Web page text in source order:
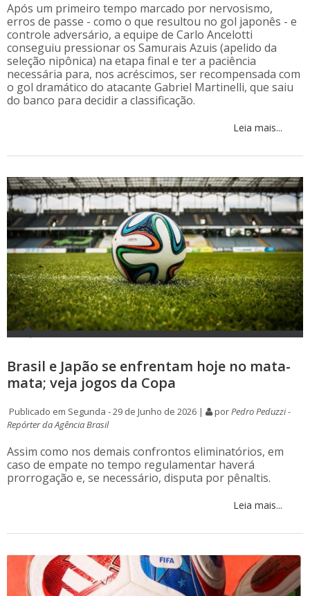
Após um primeiro tempo marcado por nervosismo,
erros de passe - como o que resultou no gol japonês - e
controle adversário, a equipe de Carlo Ancelotti
conseguiu pressionar os Samurais Azuis (apelido da
seleção nipônica) na etapa final e ter a paciência
necessária para, nos acréscimos, ser recompensada com
o gol dramático do atacante Gabriel Martinelli, que saiu
do banco para decidir a classificação.
Leia mais...
Brasil e Japão se enfrentam hoje no mata-
mata; veja jogos da Copa
Publicado em Segunda - 29 de Junho de 2026 | porPedro Peduzzi -
Repórter da Agência Brasil
Assim como nos demais confrontos eliminatórios, em
caso de empate no tempo regulamentar haverá
prorrogação e, se necessário, disputa por pênaltis.
Leia mais...